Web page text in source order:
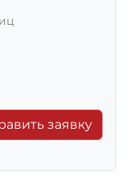
заявку